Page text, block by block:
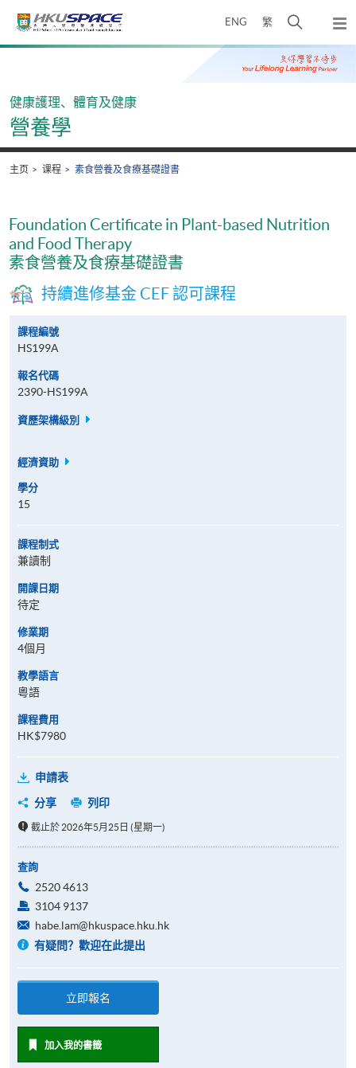
ENG 繁
开
搜
寻
弹
出
主
Main
健康護理、體育及健康
營養學
主页 课程 素食營養及食療基礎證書
Foundation Certificate in Plant-based Nutrition
and Food Therapy
素食營養及食療基礎證書
持續進修基金 CEF 認可課程
課程編號
HS199A
報名代碼
2390-HS199A
資歷架構級別
經濟資助
學分
15
課程制式
兼讀制
開課日期
待定
修業期
4個月
教學語言
粵語
課程費用
HK$7980
申請表
分享
列印
截止於 2026年5月25日 (星期一)
查詢
2520 4613
3104 9137
habe.lam@hkuspace.hku.hk
有疑問？歡迎在此提出
立即報名
加入我的書籤